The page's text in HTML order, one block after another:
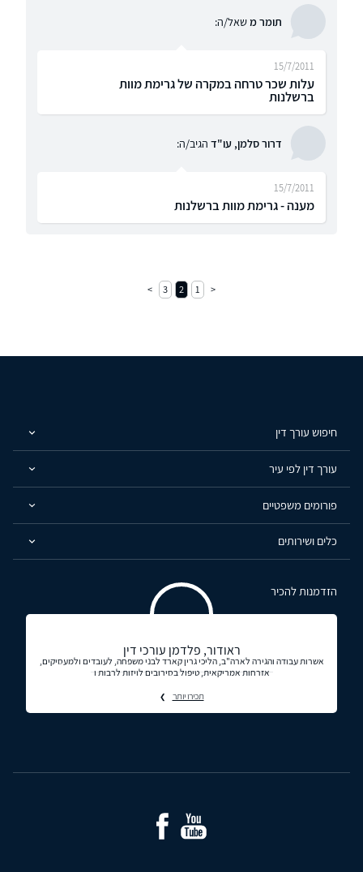
תומר משאל/ה:
עלות שכר טרחה במקרה של גרימת מוות
ברשלנות
15/7/2011
דרור סלמן, עו"ד הגיב/ה:
מענה - גרימת מוות ברשלנות
15/7/2011
1
2
3
חיפוש עורך דין
עורך דין לפי עיר
פורומים משפטיים
כלים ושירותים
הזדמנות להכיר
ראודור, פלדמן עורכי דין
אשרות עבודה והגירה לארה"ב, הליכי גרין קארד לבני משפחה, לעובדים ולמעסיקים,
אזרחות אמריקאית, טיפול בסירובים לויזות לרבות ו
תכירו יותר